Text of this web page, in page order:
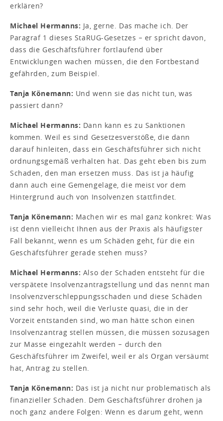
erklären?
Michael Hermanns: Ja, gerne. Das mache ich. Der
Paragraf 1 dieses StaRUG-Gesetzes − er spricht davon,
dass die Geschäftsführer fortlaufend über
Entwicklungen wachen müssen, die den Fortbestand
gefährden, zum Beispiel.
Tanja Könemann: Und wenn sie das nicht tun, was
passiert dann?
Michael Hermanns: Dann kann es zu Sanktionen
kommen. Weil es sind Gesetzesverstöße, die dann
darauf hinleiten, dass ein Geschäftsführer sich nicht
ordnungsgemäß verhalten hat. Das geht eben bis zum
Schaden, den man ersetzen muss. Das ist ja häufig
dann auch eine Gemengelage, die meist vor dem
Hintergrund auch von Insolvenzen stattfindet.
Tanja Könemann: Machen wir es mal ganz konkret: Was
ist denn vielleicht Ihnen aus der Praxis als häufigster
Fall bekannt, wenn es um Schäden geht, für die ein
Geschäftsführer gerade stehen muss?
Michael Hermanns: Also der Schaden entsteht für die
verspätete Insolvenzantragstellung und das nennt man
Insolvenzverschleppungsschaden und diese Schäden
sind sehr hoch, weil die Verluste quasi, die in der
Vorzeit entstanden sind, wo man hätte schon einen
Insolvenzantrag stellen müssen, die müssen sozusagen
zur Masse eingezahlt werden − durch den
Geschäftsführer im Zweifel, weil er als Organ versäumt
hat, Antrag zu stellen.
Tanja Könemann: Das ist ja nicht nur problematisch als
finanzieller Schaden. Dem Geschäftsführer drohen ja
noch ganz andere Folgen: Wenn es darum geht, wenn